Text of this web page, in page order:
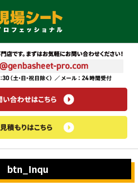
btn_Inqu